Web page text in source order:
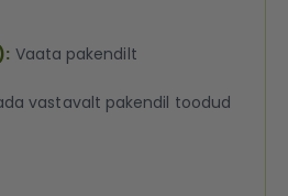
Vaata pakendilt
vastavalt pakendil toodud